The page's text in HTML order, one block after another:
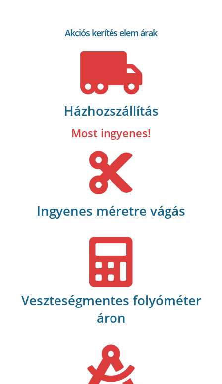
Akciós kerítés elem árak
Házhozszállítás
Most ingyenes!
Ingyenes méretre vágás
Veszteségmentes folyóméter
áron